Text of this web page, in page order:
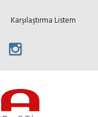
Karşılaştırma Listem